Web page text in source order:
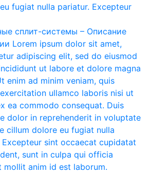
fugiat nulla pariatur. Excepteur
сплит-системы – Описание
Lorem ipsum dolor sit amet,
adipiscing elit, sed do eiusmod
ut labore et dolore magna
enim ad minim veniam, quis
ullamco laboris nisi ut
ea commodo consequat. Duis
dolor in reprehenderit in voluptate
cillum dolore eu fugiat nulla
Excepteur sint occaecat cupidatat
sunt in culpa qui officia
mollit anim id est laborum.